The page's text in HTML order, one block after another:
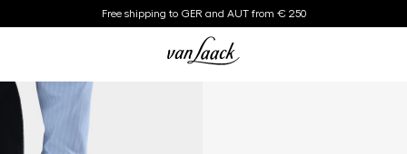
Free shipping to GER and AUT from € 250